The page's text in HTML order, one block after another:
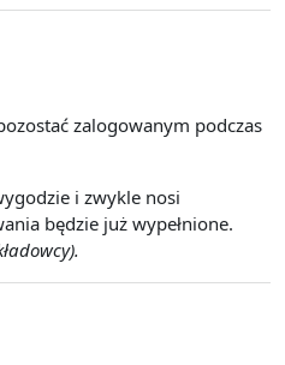
zalogowanym podczas
i zwykle nosi
będzie już wypełnione.